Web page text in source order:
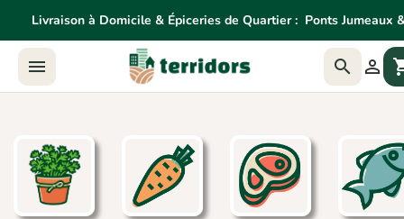
Livraison à Domicile & Épiceries de Quartier :Ponts Jumeaux
  
Livraison à Domicile & Épiceries de Quartier:Ponts
Agne